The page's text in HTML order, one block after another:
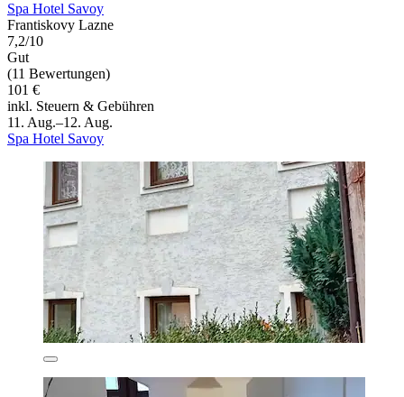
Spa Hotel Savoy
Frantiskovy Lazne
7,2/10
Gut
(11 Bewertungen)
101 €
inkl. Steuern & Gebühren
11. Aug.–12. Aug.
Spa Hotel Savoy